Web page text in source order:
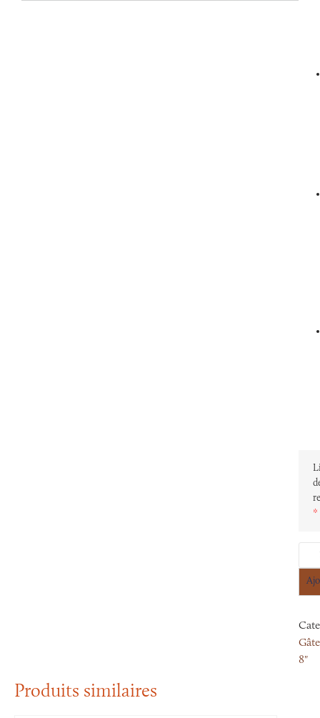
*
8"
Produits similaires